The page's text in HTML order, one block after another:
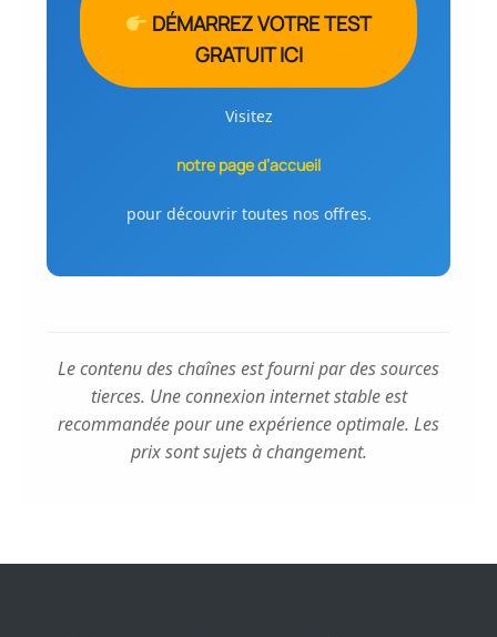
DÉMARREZ VOTRE TEST
GRATUIT ICI
Visitez
notre page d’accueil
pour découvrir toutes nos offres.
Le contenu des chaînes est fourni par des sources
tierces. Une connexion internet stable est
recommandée pour une expérience optimale. Les
prix sont sujets à changement.